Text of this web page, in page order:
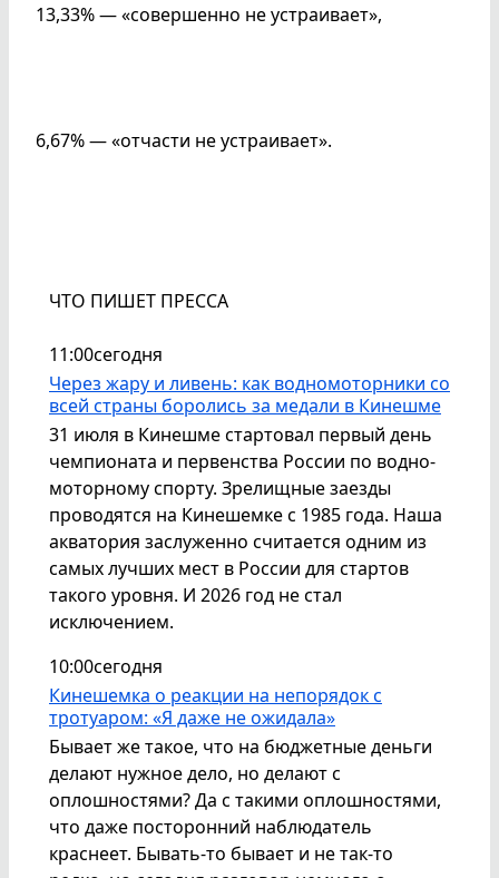
13,33% — «совершенно не устраивает»,
6,67% — «отчасти не устраивает».
ЧТО ПИШЕТ ПРЕССА
11:00сегодня
Через жару и ливень: как водномоторники со
всей страны боролись за медали в Кинешме
31 июля в Кинешме стартовал первый день
чемпионата и первенства России по водно-
моторному спорту. Зрелищные заезды
проводятся на Кинешемке с 1985 года. Наша
акватория заслуженно считается одним из
самых лучших мест в России для стартов
такого уровня. И 2026 год не стал
исключением.
10:00сегодня
Кинешемка о реакции на непорядок с
тротуаром: «Я даже не ожидала»
Бывает же такое, что на бюджетные деньги
делают нужное дело, но делают с
оплошностями? Да с такими оплошностями,
что даже посторонний наблюдатель
краснеет. Бывать-то бывает и не так-то